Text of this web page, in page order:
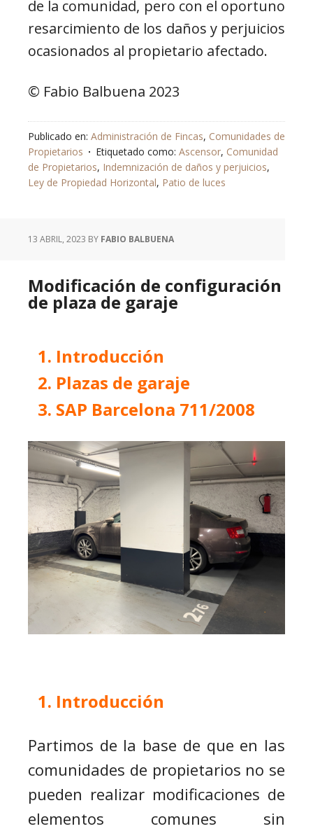
de la comunidad, pero con el oportuno
resarcimiento de los daños y perjuicios
ocasionados al propietario afectado.
© Fabio Balbuena 2023
Publicado en: Administración de Fincas, Comunidades de
Propietarios
Etiquetado como: Ascensor, Comunidad
de Propietarios, Indemnización de daños y perjuicios,
Ley de Propiedad Horizontal, Patio de luces
13 ABRIL, 2023 BY FABIO BALBUENA
Modificación de configuración
de plaza de garaje
Introducción
Plazas de garaje
SAP Barcelona 711/2008
Introducción
Partimos de la base de que en las
comunidades de propietarios no se
pueden realizar modificaciones de
elementos comunes sin